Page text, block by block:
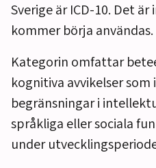
Sverige är ICD-10. Det
kommer börja användas.
Kategorin omfattar
kognitiva avvikelser
begränsningar i
språkliga eller sociala
under